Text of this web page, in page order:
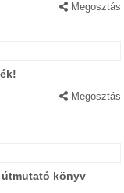
Megosztás
Megosztás
könyv